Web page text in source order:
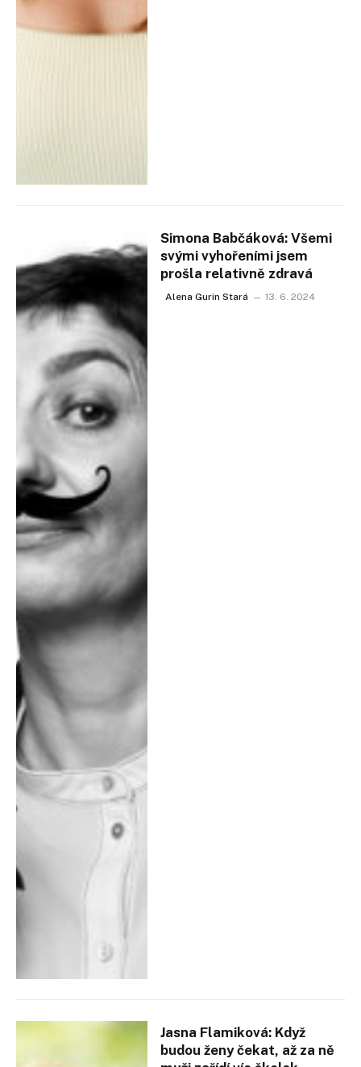
Simona Babčáková: Všemi
svými vyhořeními jsem
prošla relativně zdravá
Alena Gurin Stará 13. 6. 2024
Jasna Flamiková: Když
budou ženy čekat, až za ně